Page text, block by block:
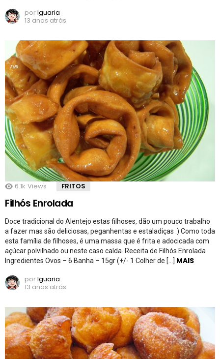
porIguaria
13 anos atrás
6.1k Views FRITOS
Filhós Enrolada
Doce tradicional do Alentejo estas filhoses, dão um pouco trabalho
a fazer mas são deliciosas, peganhentas e estaladiças :) Como toda
esta família de filhoses, é uma massa que é frita e adocicada com
açúcar polvilhado ou neste caso calda. Receita de Filhós Enrolada
Ingredientes Ovos – 6 Banha – 15gr (+/- 1 Colher de […] MAIS
porIguaria
13 anos atrás